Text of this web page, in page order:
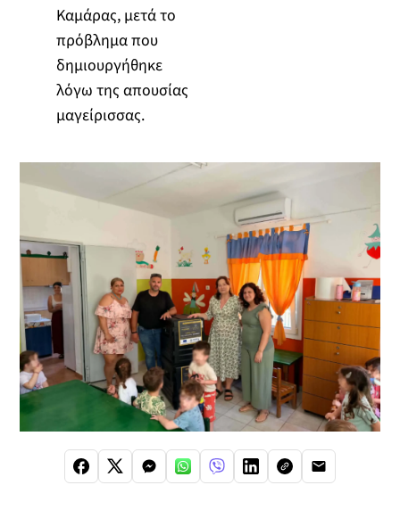
Καμάρας, μετά το
πρόβλημα που
δημιουργήθηκε
λόγω της απουσίας
μαγείρισσας.